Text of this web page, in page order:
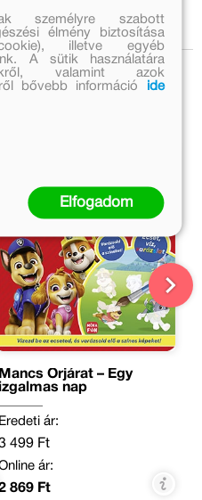
pedig tovább
képeket. Jó szórakozást!
Mancs Őrjárat – Egy
izgalmas nap
Eredeti ár:
499 Ft
ár:
869 Ft
személyre szabott
élmény biztosítása
illetve egyéb
A sütik használatára
valamint azok
bővebb információ
ide
Elfogadom